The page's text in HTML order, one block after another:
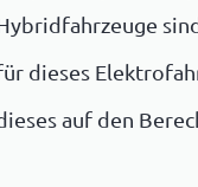
dieses
auf den